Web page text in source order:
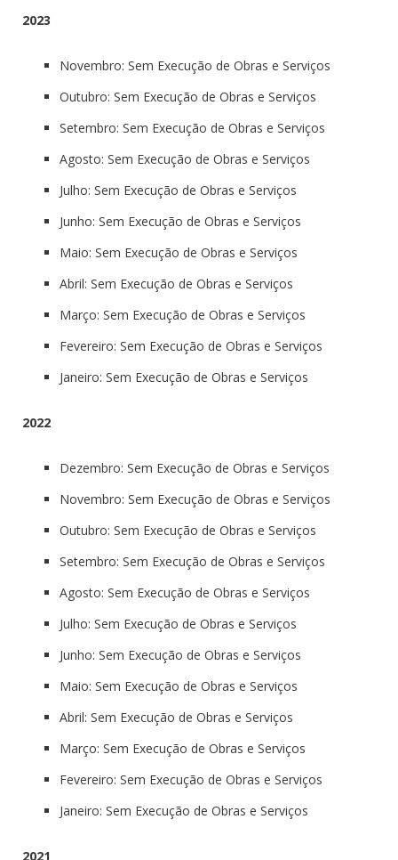
2023
Novembro: Sem Execução de Obras e Serviços
Outubro: Sem Execução de Obras e Serviços
Setembro: Sem Execução de Obras e Serviços
Agosto: Sem Execução de Obras e Serviços
Julho: Sem Execução de Obras e Serviços
Junho: Sem Execução de Obras e Serviços
Maio: Sem Execução de Obras e Serviços
Abril: Sem Execução de Obras e Serviços
Março: Sem Execução de Obras e Serviços
Fevereiro: Sem Execução de Obras e Serviços
Janeiro: Sem Execução de Obras e Serviços
2022
Dezembro: Sem Execução de Obras e Serviços
Novembro: Sem Execução de Obras e Serviços
Outubro: Sem Execução de Obras e Serviços
Setembro: Sem Execução de Obras e Serviços
Agosto: Sem Execução de Obras e Serviços
Julho: Sem Execução de Obras e Serviços
Junho: Sem Execução de Obras e Serviços
Maio: Sem Execução de Obras e Serviços
Abril: Sem Execução de Obras e Serviços
Março: Sem Execução de Obras e Serviços
Fevereiro: Sem Execução de Obras e Serviços
Janeiro: Sem Execução de Obras e Serviços
2021